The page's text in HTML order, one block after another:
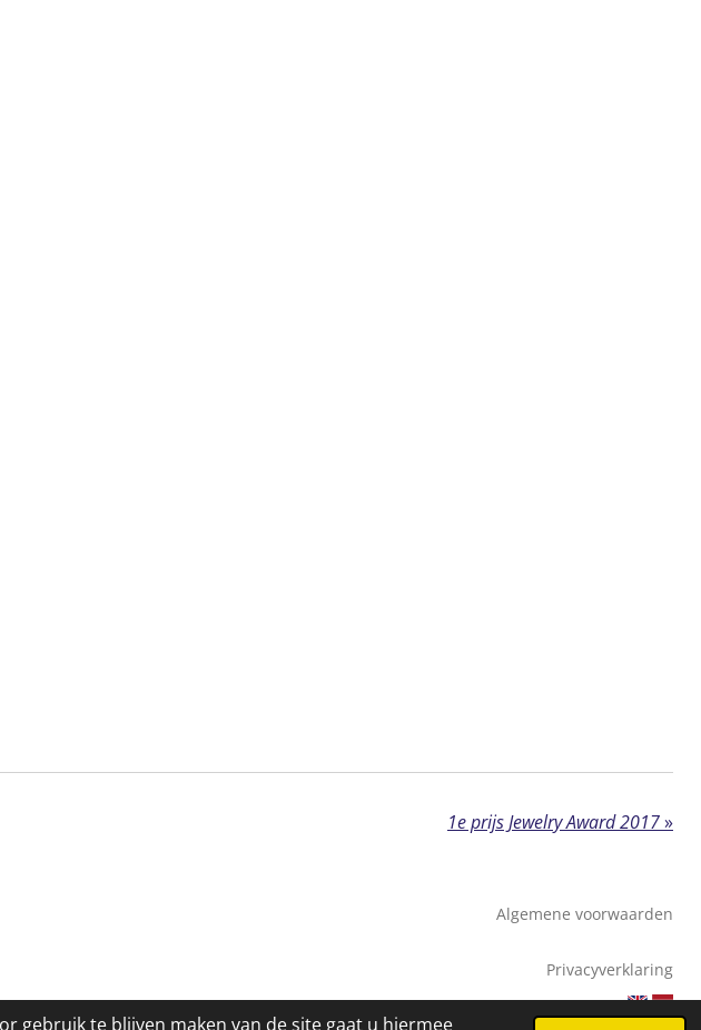
gebruik te blijven maken van de site gaat u hiermee
1e prijs Jewelry Award 2017»
Algemene voorwaarden
Privacyverklaring